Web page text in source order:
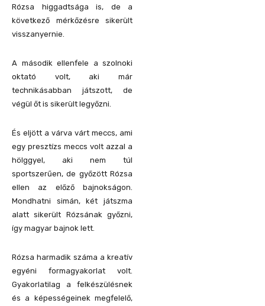
Rózsa higgadtsága is, de a
következő mérkőzésre sikerült
visszanyernie.
A második ellenfele a szolnoki
oktató volt, aki már
technikásabban játszott, de
végül őt is sikerült legyőzni.
És eljött a várva várt meccs, ami
egy presztízs meccs volt azzal a
hölggyel, aki nem túl
sportszerűen, de győzött Rózsa
ellen az előző bajnokságon.
Mondhatni simán, két játszma
alatt sikerült Rózsának győzni,
így magyar bajnok lett.
Rózsa harmadik száma a kreatív
egyéni formagyakorlat volt.
Gyakorlatilag a felkészülésnek
és a képességeinek megfelelő,